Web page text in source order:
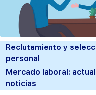
Reclutamiento y
personal
Mercado laboral:
noticias